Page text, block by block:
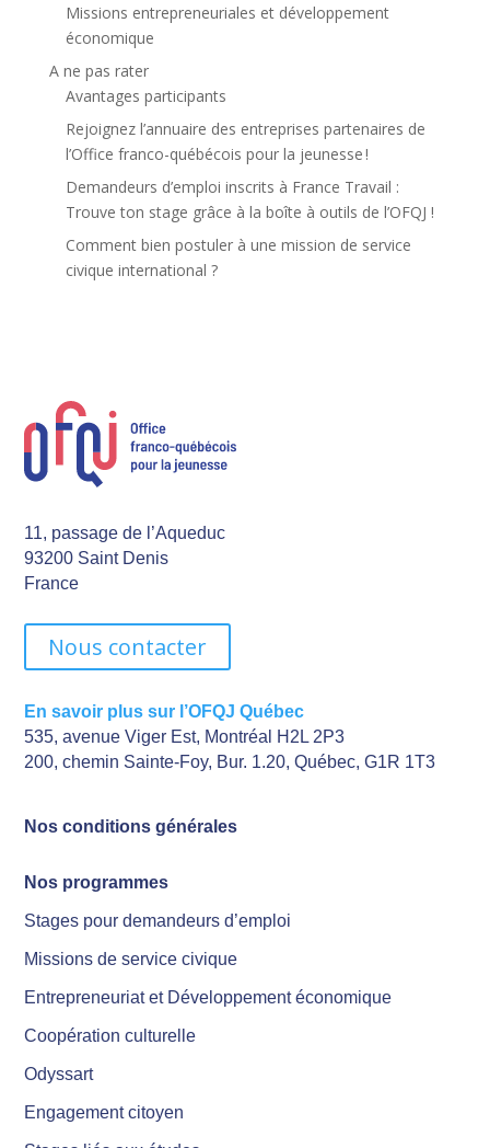
Missions entrepreneuriales et développement
économique
A ne pas rater
Avantages participants
Rejoignez l’annuaire des entreprises partenaires de
l’Office franco-québécois pour la jeunesse !
Demandeurs d’emploi inscrits à France Travail :
Trouve ton stage grâce à la boîte à outils de l’OFQJ !
Comment bien postuler à une mission de service
civique international ?
11, passage de l’Aqueduc
93200 Saint Denis
France
Nous contacter
En savoir plus sur l’OFQJ Québec
535, avenue Viger Est, Montréal H2L 2P3
200, chemin Sainte-Foy, Bur. 1.20, Québec, G1R 1T3
Nos conditions générales
Nos programmes
Stages pour demandeurs d’emploi
Missions de service civique
Entrepreneuriat et Développement économique
Coopération culturelle
Odyssart
Engagement citoyen